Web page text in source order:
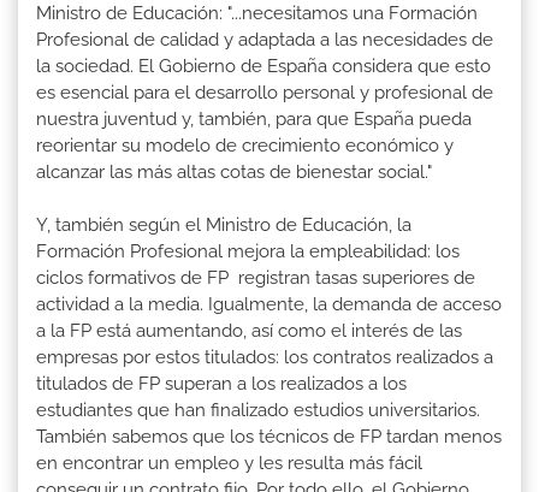
Ministro de Educación: "...necesitamos una Formación
Profesional de calidad y adaptada a las necesidades de
la sociedad. El Gobierno de España considera que esto
es esencial para el desarrollo personal y profesional de
nuestra juventud y, también, para que España pueda
reorientar su modelo de crecimiento económico y
alcanzar las más altas cotas de bienestar social."
Y, también según el Ministro de Educación, la
Formación Profesional mejora la empleabilidad: los
ciclos formativos de FP registran tasas superiores de
actividad a la media. Igualmente, la demanda de acceso
a la FP está aumentando, así como el interés de las
empresas por estos titulados: los contratos realizados a
titulados de FP superan a los realizados a los
estudiantes que han finalizado estudios universitarios.
También sabemos que los técnicos de FP tardan menos
en encontrar un empleo y les resulta más fácil